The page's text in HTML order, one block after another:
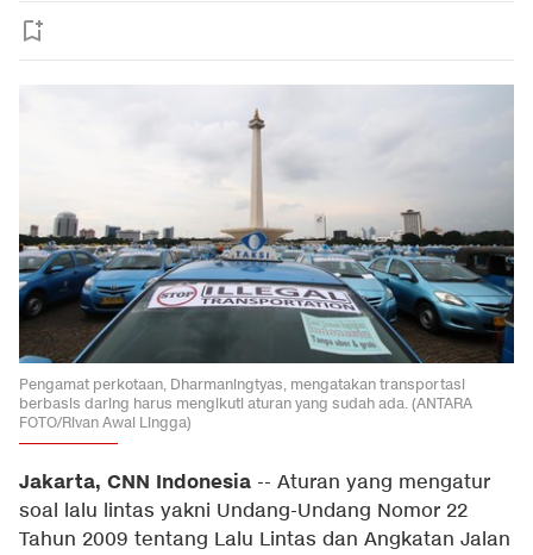
Pengamat perkotaan, Dharmaningtyas, mengatakan transportasi
berbasis daring harus mengikuti aturan yang sudah ada. (ANTARA
FOTO/Rivan Awal Lingga)
Jakarta, CNN Indonesia -- Aturan yang mengatur
soal lalu lintas yakni Undang-Undang Nomor 22
Tahun 2009 tentang Lalu Lintas dan Angkatan Jalan